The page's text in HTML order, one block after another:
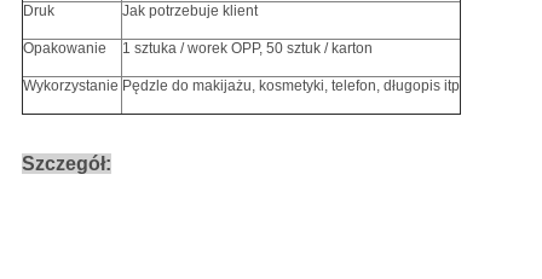
Druk Jak potrzebuje klient
Opakowanie 1 sztuka / worek OPP, 50 sztuk / karton
Wykorzystanie Pędzle do makijażu, kosmetyki, telefon, długopis itp
Szczegół: